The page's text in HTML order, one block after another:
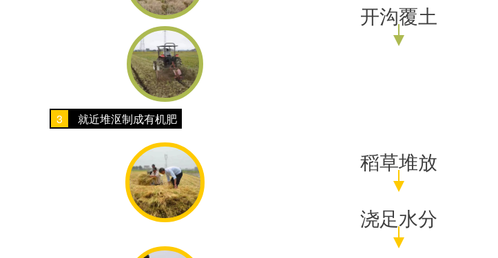
开沟覆土
3 就近堆沤制成有机肥
稻草堆放
浇足水分